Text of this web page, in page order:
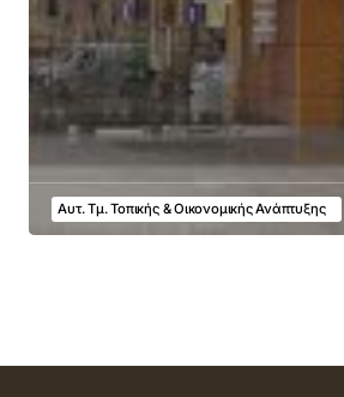
Αυτ. Τμ. Τοπικής & Οικονομικής Ανάπτυξης